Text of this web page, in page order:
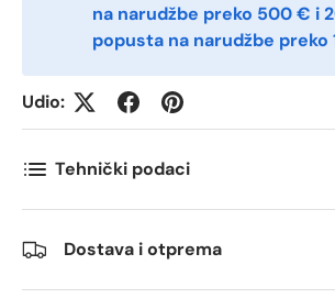
Telefon
Postnummer *
Antall *
na narudžbe preko 500 € i
popusta na narudžbe preko
Udio:
Tehnički podaci
Dostava i otprema